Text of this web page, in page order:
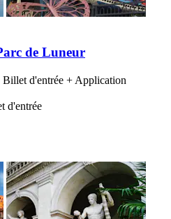
de Luneur
Billet d'entrée + Application
d'entrée